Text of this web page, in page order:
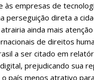
às empresas de
perseguição direta a
ainda mais
de direitos
a ser citado em
prejudicando sua
país menos atrativo para